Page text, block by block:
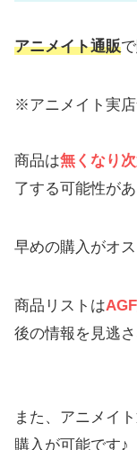
アニメイト通販
※アニメイト実
商品は無くなり
了する可能性があ
早めの購入がオス
商品リストは
後の情報を見逃
また、アニメイ
購入が可能です♪